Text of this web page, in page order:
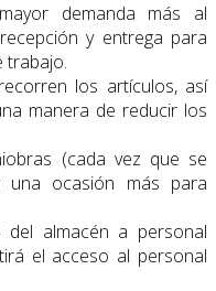
demanda más al
y entrega para
trabajo.
los artículos, así
manera de reducir los
(cada vez que se
una ocasión más para
almacén a personal
el acceso al personal